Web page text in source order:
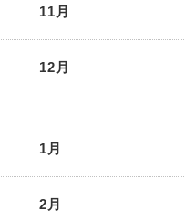
11月
12月
1月
2月